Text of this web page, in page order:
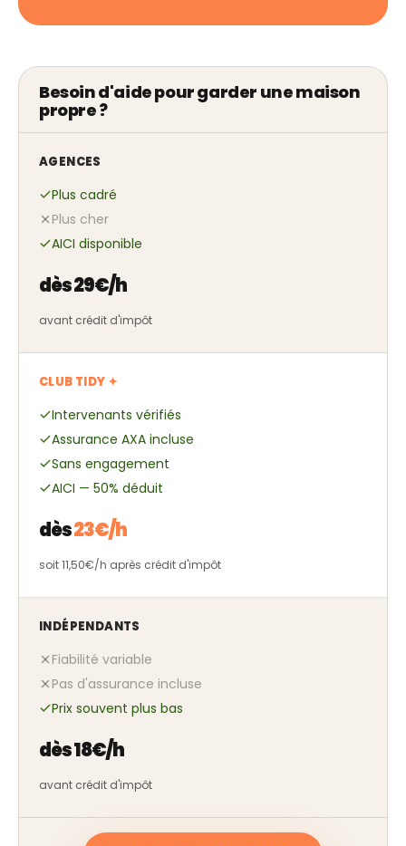
Besoin d'aide pour garder une maison
propre ?
AGENCES
Plus cadré
Plus cher
AICI disponible
dès 29€/h
avant crédit d'impôt
CLUB TIDY ✦
Intervenants vérifiés
Assurance AXA incluse
Sans engagement
AICI — 50% déduit
dès23€/h
soit 11,50€/h après crédit d'impôt
INDÉPENDANTS
Fiabilité variable
Pas d'assurance incluse
Prix souvent plus bas
dès 18€/h
avant crédit d'impôt